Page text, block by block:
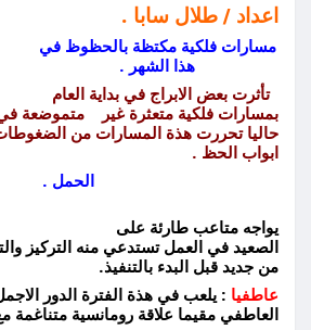
اعداد / طلال سابا .
مسارات فلكية مكتظة بالحظوظ في
هذا الشهر .
تأثرت بعض الابراج في بداية العام
بمسارات فلكية متعثرة غير متموضعة في
حاليا تحررت هذة المسارات من
ابواب الحظ .
الحمل .
يواجه متاعب طارئة على
الصعيد في العمل تستدعي منه التركيز
من جديد قبل البدء بالتنفيذ.
عاطفيا : يلعب في هذة الفترة الدور
العاطفي مقيما علاقة رومانسية متناغمة